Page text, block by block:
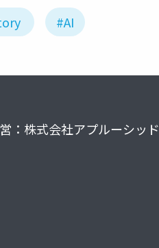
#AI
：株式会社アプルーシッド